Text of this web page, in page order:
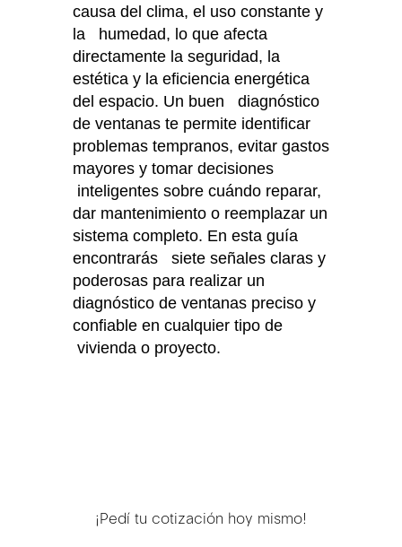
causa del clima, el uso constante y
la humedad, lo que afecta
directamente la seguridad, la
estética y la eficiencia energética
del espacio. Un buen diagnóstico
de ventanas te permite identificar
problemas tempranos, evitar gastos
mayores y tomar decisiones
inteligentes sobre cuándo reparar,
dar mantenimiento o reemplazar un
sistema completo. En esta guía
encontrarás siete señales claras y
poderosas para realizar un
diagnóstico de ventanas preciso y
confiable en cualquier tipo de
vivienda o proyecto.
¡Pedí tu cotización hoy mismo!